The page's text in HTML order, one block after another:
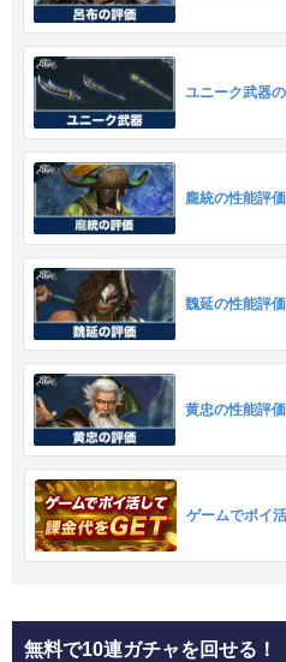
ユニーク武器
龐統の性能評
魏延の性能評
黄忠の性能評
ゲームでポイ
無料で10連ガチャを回せる！